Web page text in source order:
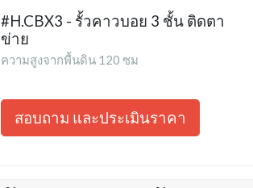
#H.CBX3 - รั้วคาวบอย 3 ชั้น ติดตา
ข่าย
ความสูงจากพื้นดิน 120 ซม
สอบถาม และประเมินราคา